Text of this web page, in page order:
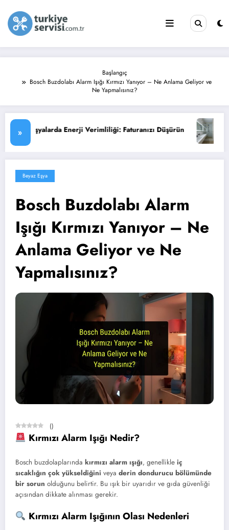
Başlangıç
Bosch Buzdolabı Alarm Işığı Kırmızı Yanıyor – Ne Anlama Geliyor ve
Ne Yapmalısınız?
»
Faturanızı Düşürün Su Isıtıcısı (Termosifon) Arıza
Beyaz Eşya
Bosch Buzdolabı Alarm
Işığı Kırmızı Yanıyor – Ne
Anlama Geliyor ve Ne
Yapmalısınız?
()
Kırmızı Alarm Işığı Nedir?
Bosch buzdolaplarında kırmızı alarm ışığı, genellikle iç
sıcaklığın çok yükseldiğini veya derin dondurucu bölümünde
bir sorun olduğunu belirtir. Bu ışık bir uyarıdır ve gıda güvenliği
açısından dikkate alınması gerekir.
Kırmızı Alarm Işığının Olası Nedenleri